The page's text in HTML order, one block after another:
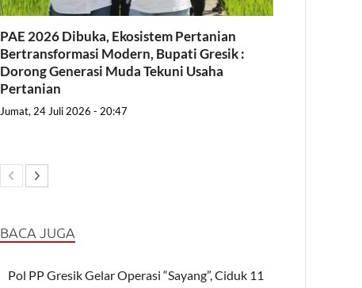
PAE 2026 Dibuka, Ekosistem Pertanian
Bertransformasi Modern, Bupati Gresik :
Dorong Generasi Muda Tekuni Usaha
Pertanian
Jumat, 24 Juli 2026 - 20:47
BACA JUGA
Pol PP Gresik Gelar Operasi “Sayang”, Ciduk 11